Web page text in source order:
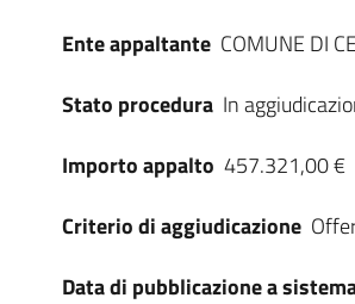
Ente appaltante COMUNE DI
Stato procedura In
Importo appalto 457.321,00 €
Criterio di aggiudicazione
Data di pubblicazione a